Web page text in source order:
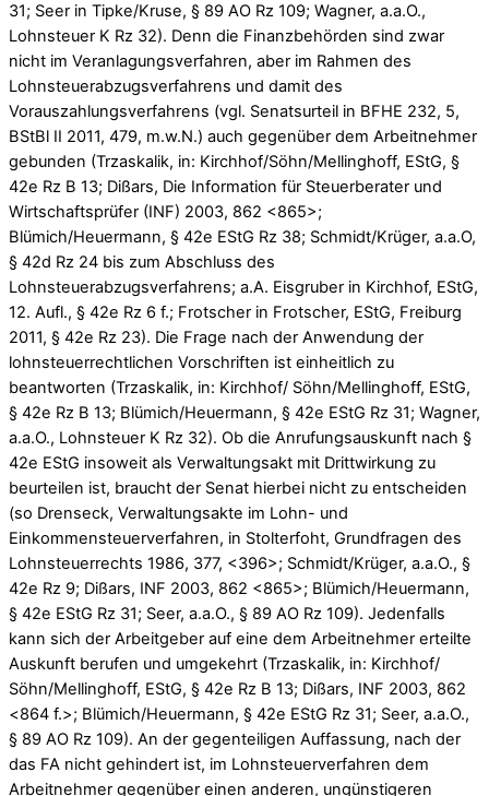
31; Seer in Tipke/Kruse, § 89 AO Rz 109; Wagner, a.a.O.,
Lohnsteuer K Rz 32). Denn die Finanzbehörden sind zwar
nicht im Veranlagungsverfahren, aber im Rahmen des
Lohnsteuerabzugsverfahrens und damit des
Vorauszahlungsverfahrens (vgl. Senatsurteil in BFHE 232, 5,
BStBl II 2011, 479, m.w.N.) auch gegenüber dem Arbeitnehmer
gebunden (Trzaskalik, in: Kirchhof/Söhn/Mellinghoff, EStG, §
42e Rz B 13; Dißars, Die Information für Steuerberater und
Wirtschaftsprüfer (INF) 2003, 862 <865>;
Blümich/Heuermann, § 42e EStG Rz 38; Schmidt/Krüger, a.a.O,
§ 42d Rz 24 bis zum Abschluss des
Lohnsteuerabzugsverfahrens; a.A. Eisgruber in Kirchhof, EStG,
12. Aufl., § 42e Rz 6 f.; Frotscher in Frotscher, EStG, Freiburg
2011, § 42e Rz 23). Die Frage nach der Anwendung der
lohnsteuerrechtlichen Vorschriften ist einheitlich zu
beantworten (Trzaskalik, in: Kirchhof/ Söhn/Mellinghoff, EStG,
§ 42e Rz B 13; Blümich/Heuermann, § 42e EStG Rz 31; Wagner,
a.a.O., Lohnsteuer K Rz 32). Ob die Anrufungsauskunft nach §
42e EStG insoweit als Verwaltungsakt mit Drittwirkung zu
beurteilen ist, braucht der Senat hierbei nicht zu entscheiden
(so Drenseck, Verwaltungsakte im Lohn- und
Einkommensteuerverfahren, in Stolterfoht, Grundfragen des
Lohnsteuerrechts 1986, 377, <396>; Schmidt/Krüger, a.a.O., §
42e Rz 9; Dißars, INF 2003, 862 <865>; Blümich/Heuermann,
§ 42e EStG Rz 31; Seer, a.a.O., § 89 AO Rz 109). Jedenfalls
kann sich der Arbeitgeber auf eine dem Arbeitnehmer erteilte
Auskunft berufen und umgekehrt (Trzaskalik, in: Kirchhof/
Söhn/Mellinghoff, EStG, § 42e Rz B 13; Dißars, INF 2003, 862
<864 f.>; Blümich/Heuermann, § 42e EStG Rz 31; Seer, a.a.O.,
§ 89 AO Rz 109). An der gegenteiligen Auffassung, nach der
das FA nicht gehindert ist, im Lohnsteuerverfahren dem
Arbeitnehmer gegenüber einen anderen, ungünstigeren